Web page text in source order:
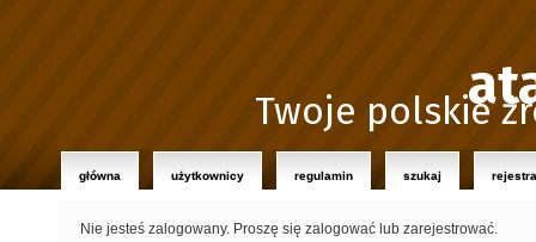
Twoje polskie
główna użytkownicy regulamin szukaj
Nie jesteś zalogowany. Proszę się zalogować lub zarejestrować.